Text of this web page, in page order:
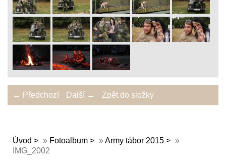
← Předchozí Další → Zpět do složky
Úvod » Fotoalbum »Army tábor 2015
»
IMG_2002